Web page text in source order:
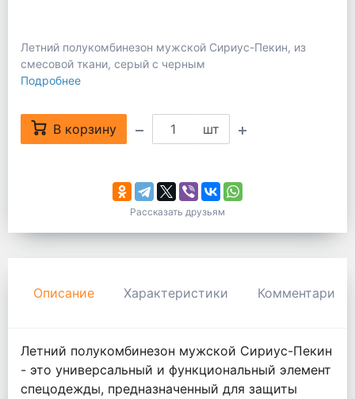
Летний полукомбинезон мужской Сириус-Пекин, из
смесовой ткани, серый с черным
Подробнее
В корзину шт
Рассказать друзьям
Описание Характеристики Комментарии
Летний полукомбинезон мужской Сириус-Пекин
- это универсальный и функциональный элемент
спецодежды, предназначенный для защиты